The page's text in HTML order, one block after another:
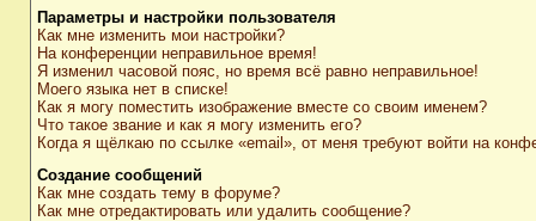
Параметры и настройки пользователя
Как мне изменить мои настройки?
На конференции неправильное время!
Я изменил часовой пояс, но время всё равно неправильное!
Моего языка нет в списке!
Как я могу поместить изображение вместе со своим именем?
Что такое звание и как я могу изменить его?
Когда я щёлкаю по ссылке «email», от меня требуют войти на
Создание сообщений
Как мне создать тему в форуме?
Как мне отредактировать или удалить сообщение?